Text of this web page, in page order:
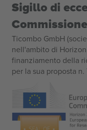
Sigillo di
Ticombo GmbH
nell'ambito di
finanziamento della
per la sua proposta